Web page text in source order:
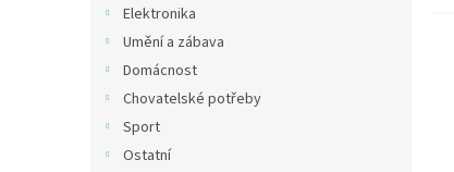
Elektronika
Umění a zábava
Domácnost
Chovatelské potřeby
Sport
Ostatní